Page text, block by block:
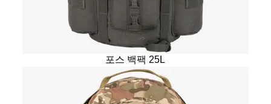
포스 백팩 25L